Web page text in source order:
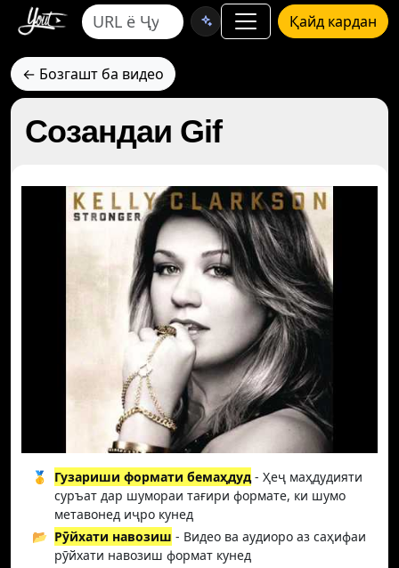
Қайд кардан
← Бозгашт ба видео
Созандаи Gif
🥇 Гузариши формати бемаҳдуд - Ҳеҷ маҳдудияти
суръат дар шумораи тағири формате, ки шумо
метавонед иҷро кунед
📂 Рӯйхати навозиш - Видео ва аудиоро аз саҳифаи
рӯйхати навозиш формат кунед